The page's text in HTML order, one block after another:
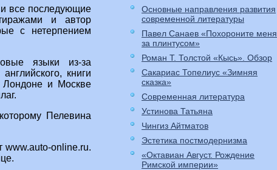
все последующие
и автор
с нетерпением
языки из-за
книги
Лондоне и Москве
Пелевина
www.auto-online.ru.
Основные направления развития
современной литературы
Павел Санаев «Похороните меня
за плинтусом»
Роман Т. Толстой «Кысь». Обзор
Сакариас Топелиус «Зимняя
сказка»
Современная литература
Устинова Татьяна
Чингиз Айтматов
Эстетика постмодернизма
«Октавиан Август. Рождение
Римской империи»